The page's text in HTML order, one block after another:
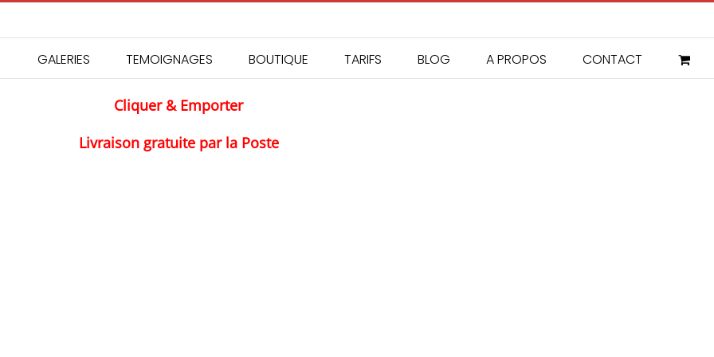
GALERIES TEMOIGNAGES BOUTIQUE TARIFS BLOG A PROPOS CONTACT
Cliquer & Emporter
Livraison gratuite par la Poste